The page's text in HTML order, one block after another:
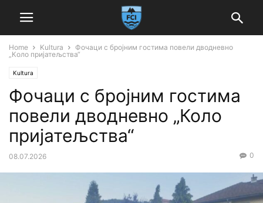
Home Kultura
Фочаци с бројним гостима повели дводневно
„Коло пријатељства“
Kultura
Фочаци с бројним гостима
повели дводневно „Коло
пријатељства“
08.07.2026 0